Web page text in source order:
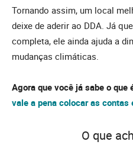
Tornando assim, um local
deixe de aderir ao DDA. Já
completa, ele ainda ajuda a
mudanças climáticas.
Agora que você já sabe o que
vale a pena colocar as
O que